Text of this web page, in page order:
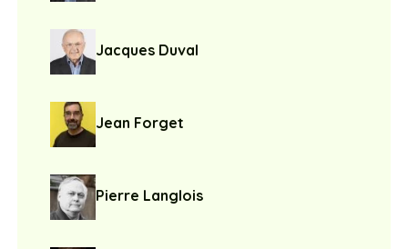
Jacques Duval
Jean Forget
Pierre Langlois